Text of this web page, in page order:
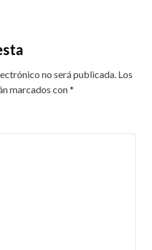
no será publicada. Los
marcados con*